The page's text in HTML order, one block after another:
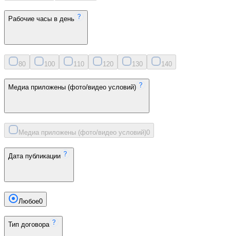
Рабочие часы в день
80 100 11 0 120 130 140
Медиа приложены (фото/видео условий)
Медиа приложены (фото/видео условий)0
Дата публикации
Любое0
Тип договора